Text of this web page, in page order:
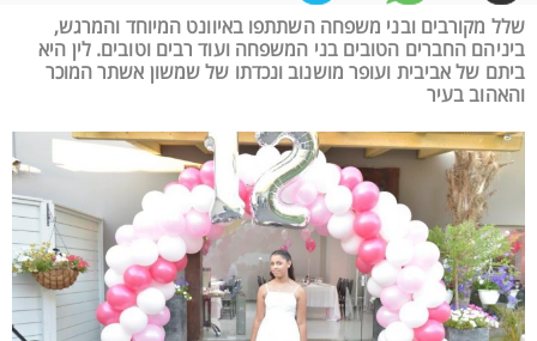
שלל מקורבים ובני משפחה השתתפו באיוונט המיוחד והמרגש,
ביניהם החברים הטובים בני המשפחה ועוד רבים וטובים. לין היא
ביתם של אביבית ועופר מושנוב ונכדתו של שמשון אשתר המוכר
והאהוב בעיר